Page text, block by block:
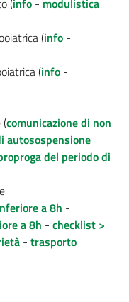
(info - modulistica
(info -
(info -
(comunicazione di non
autosospensione
del periodo di
a 8h -
a 8h - checklist >
- trasporto